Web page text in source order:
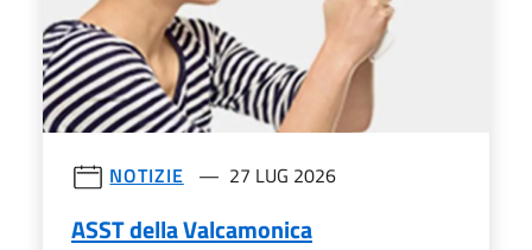
NOTIZIE 27 LUG 2026
ASST della Valcamonica